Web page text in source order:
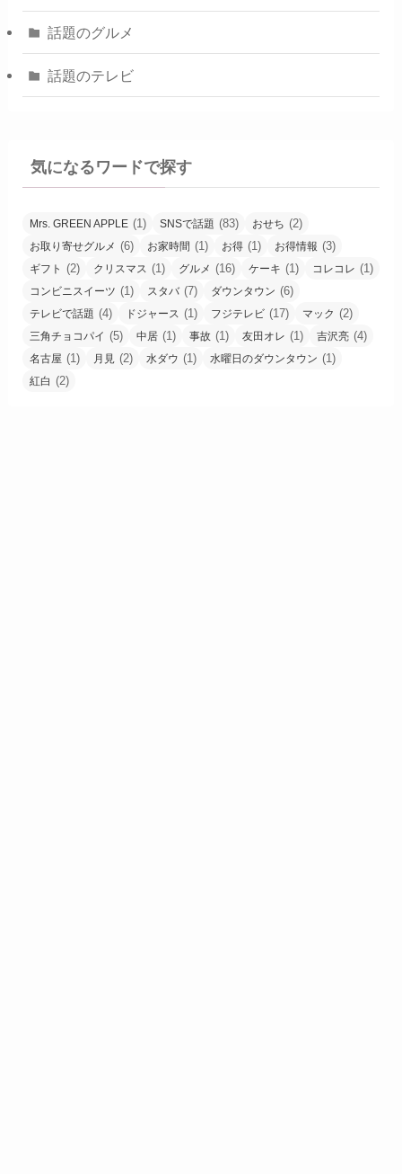
話題のグルメ
話題のテレビ
気になるワードで探す
Mrs. GREEN APPLE (1) SNSで話題 (83) おせち (2)
お取り寄せグルメ (6) お家時間 (1) お得 (1) お得情報 (3)
ギフト (2) クリスマス (1) グルメ (16) ケーキ (1) コレコレ (1)
コンビニスイーツ (1) スタバ(7) ダウンタウン (6)
テレビで話題 (4) ドジャース (1) フジテレビ (17) マック (2)
三角チョコパイ (5) 中居 (1) 事故 (1) 友田オレ (1) 吉沢亮 (4)
名古屋 (1) 月見 (2) 水ダウ (1) 水曜日のダウンタウン (1)
紅白 (2)